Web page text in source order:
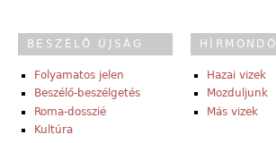
BESZÉLŐ ÚJSÁG
Folyamatos jelen
Beszélő-beszélgetés
Roma-dosszié
Kultúra
HÍRMONDÓ
Hazai vizek
Mozduljunk
Más vizek